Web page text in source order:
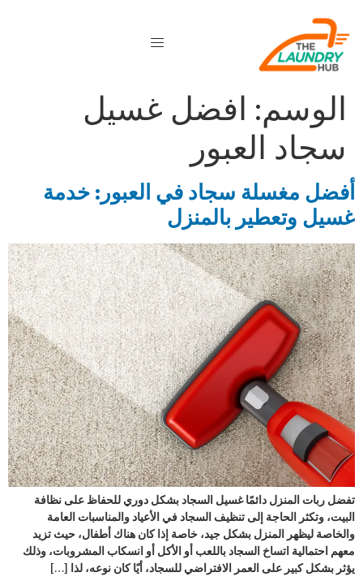
الوسم: افضل غسيل
سجاد العبور
أفضل مغسلة سجاد في العبور: خدمة
غسيل وتعطير بالمنزل
تفضل ربات المنزل دائمًا غسيل السجاد بشكل دوري للحفاظ على نظافة
البيت، وتكثر الحاجة إلى تنظيف السجاد في الأعياد والمناسبات العامة
والخاصة ليظهر المنزل بشكل جيد، خاصة إذا كان هناك أطفال، حيث تزيد
معهم احتمالية اتساخ السجاد باللعب أو الأكل أو انسكاب المشروبات، وذلك
يؤثر بشكل كبير على العمر الافتراضي للسجاد، أيًا كان نوعه، لذا […]